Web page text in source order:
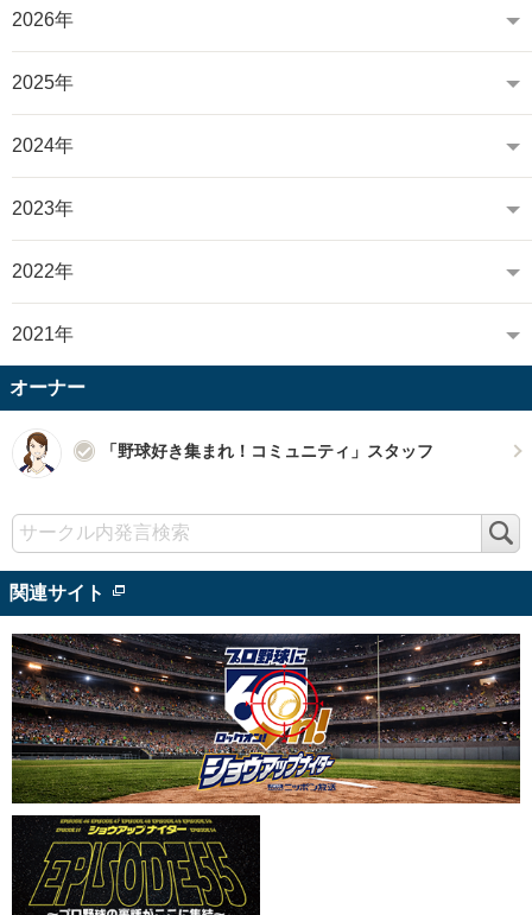
2026年
2025年
2024年
2023年
2022年
2021年
オーナー
「野球好き集まれ！コミュニティ」スタッフ
関連サイト